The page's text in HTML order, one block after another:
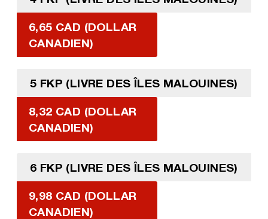
6,65 CAD (DOLLAR
CANADIEN)
5 FKP (LIVRE DES ÎLES MALOUINES)
8,32 CAD (DOLLAR
CANADIEN)
6 FKP (LIVRE DES ÎLES MALOUINES)
9,98 CAD (DOLLAR
CANADIEN)